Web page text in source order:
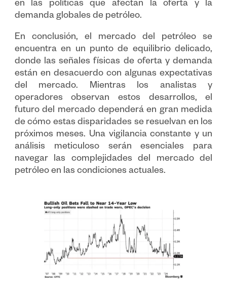
en las políticas que afectan la oferta y la
demanda globales de petróleo.
En conclusión, el mercado del petróleo se
encuentra en un punto de equilibrio delicado,
donde las señales físicas de oferta y demanda
están en desacuerdo con algunas expectativas
del mercado. Mientras los analistas y
operadores observan estos desarrollos, el
futuro del mercado dependerá en gran medida
de cómo estas disparidades se resuelvan en los
próximos meses. Una vigilancia constante y un
análisis meticuloso serán esenciales para
navegar las complejidades del mercado del
petróleo en las condiciones actuales.